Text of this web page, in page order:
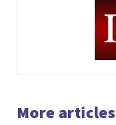
More articles